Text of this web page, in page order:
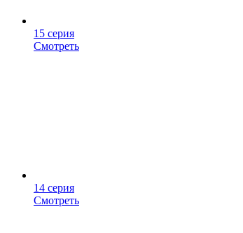
15 серия
Смотреть
14 серия
Смотреть